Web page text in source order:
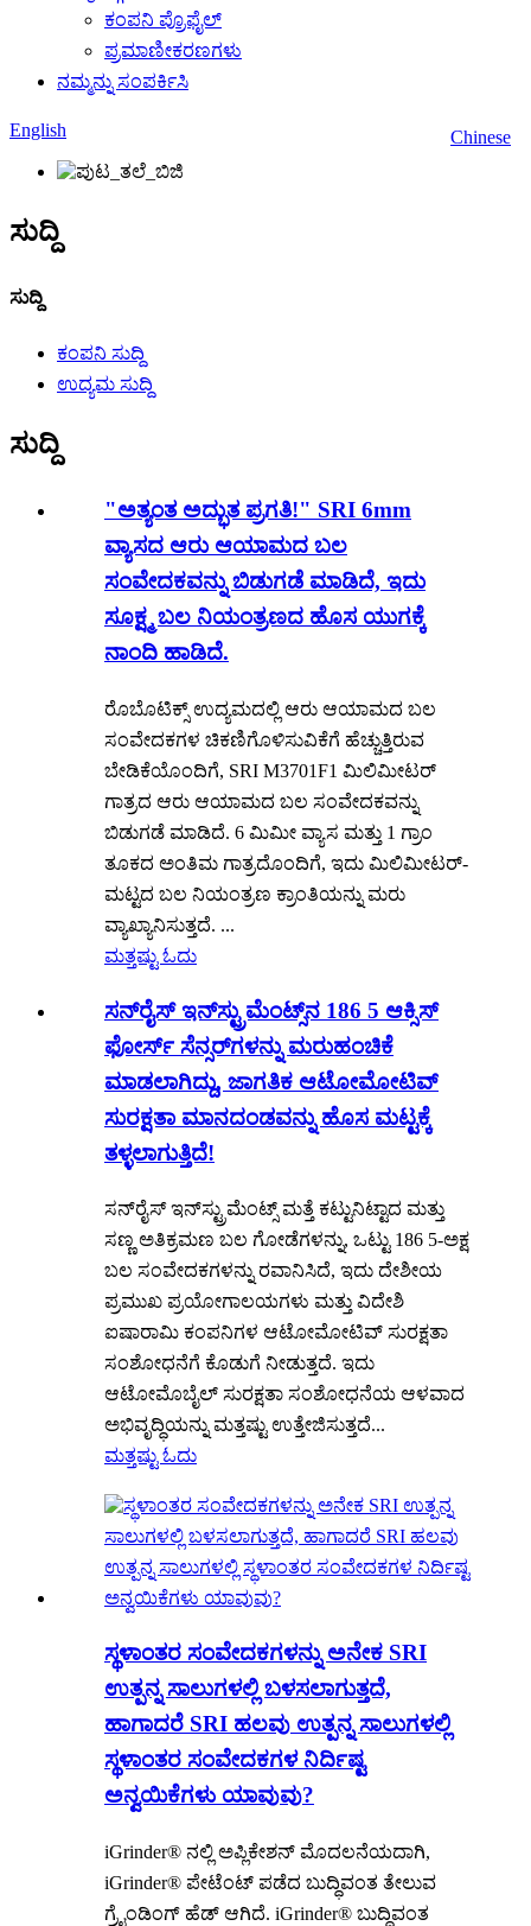
ಕಂಪನಿ ಪ್ರೊಫೈಲ್
ಪ್ರಮಾಣೀಕರಣಗಳು
ನಮ್ಮನ್ನು ಸಂಪರ್ಕಿಸಿ
Chinese
English
ಸುದ್ದಿ
ಸುದ್ದಿ
ಕಂಪನಿ ಸುದ್ದಿ
ಉದ್ಯಮ ಸುದ್ದಿ
ಸುದ್ದಿ
"ಅತ್ಯಂತ ಅದ್ಭುತ ಪ್ರಗತಿ!" SRI 6mm
ವ್ಯಾಸದ ಆರು ಆಯಾಮದ ಬಲ
ಸಂವೇದಕವನ್ನು ಬಿಡುಗಡೆ ಮಾಡಿದೆ, ಇದು
ಸೂಕ್ಷ್ಮ ಬಲ ನಿಯಂತ್ರಣದ ಹೊಸ ಯುಗಕ್ಕೆ
ನಾಂದಿ ಹಾಡಿದೆ.
ರೊಬೊಟಿಕ್ಸ್ ಉದ್ಯಮದಲ್ಲಿ ಆರು ಆಯಾಮದ ಬಲ
ಸಂವೇದಕಗಳ ಚಿಕಣಿಗೊಳಿಸುವಿಕೆಗೆ ಹೆಚ್ಚುತ್ತಿರುವ
ಬೇಡಿಕೆಯೊಂದಿಗೆ, SRI M3701F1 ಮಿಲಿಮೀಟರ್
ಗಾತ್ರದ ಆರು ಆಯಾಮದ ಬಲ ಸಂವೇದಕವನ್ನು
ಬಿಡುಗಡೆ ಮಾಡಿದೆ. 6 ಮಿಮೀ ವ್ಯಾಸ ಮತ್ತು 1 ಗ್ರಾಂ
ತೂಕದ ಅಂತಿಮ ಗಾತ್ರದೊಂದಿಗೆ, ಇದು ಮಿಲಿಮೀಟರ್-
ಮಟ್ಟದ ಬಲ ನಿಯಂತ್ರಣ ಕ್ರಾಂತಿಯನ್ನು ಮರು
ವ್ಯಾಖ್ಯಾನಿಸುತ್ತದೆ. ...
ಮತ್ತಷ್ಟು ಓದು
ಸನ್‌ರೈಸ್ ಇನ್‌ಸ್ಟ್ರುಮೆಂಟ್ಸ್‌ನ 186 5 ಆಕ್ಸಿಸ್
ಫೋರ್ಸ್ ಸೆನ್ಸರ್‌ಗಳನ್ನು ಮರುಹಂಚಿಕೆ
ಮಾಡಲಾಗಿದ್ದು, ಜಾಗತಿಕ ಆಟೋಮೋಟಿವ್
ಸುರಕ್ಷತಾ ಮಾನದಂಡವನ್ನು ಹೊಸ ಮಟ್ಟಕ್ಕೆ
ತಳ್ಳಲಾಗುತ್ತಿದೆ!
ಸನ್‌ರೈಸ್ ಇನ್‌ಸ್ಟ್ರುಮೆಂಟ್ಸ್ ಮತ್ತೆ ಕಟ್ಟುನಿಟ್ಟಾದ ಮತ್ತು
ಸಣ್ಣ ಅತಿಕ್ರಮಣ ಬಲ ಗೋಡೆಗಳನ್ನು, ಒಟ್ಟು 186 5-ಅಕ್ಷ
ಬಲ ಸಂವೇದಕಗಳನ್ನು ರವಾನಿಸಿದೆ, ಇದು ದೇಶೀಯ
ಪ್ರಮುಖ ಪ್ರಯೋಗಾಲಯಗಳು ಮತ್ತು ವಿದೇಶಿ
ಐಷಾರಾಮಿ ಕಂಪನಿಗಳ ಆಟೋಮೋಟಿವ್ ಸುರಕ್ಷತಾ
ಸಂಶೋಧನೆಗೆ ಕೊಡುಗೆ ನೀಡುತ್ತದೆ. ಇದು
ಆಟೋಮೊಬೈಲ್ ಸುರಕ್ಷತಾ ಸಂಶೋಧನೆಯ ಆಳವಾದ
ಅಭಿವೃದ್ಧಿಯನ್ನು ಮತ್ತಷ್ಟು ಉತ್ತೇಜಿಸುತ್ತದೆ...
ಮತ್ತಷ್ಟು ಓದು
ಸ್ಥಳಾಂತರ ಸಂವೇದಕಗಳನ್ನು ಅನೇಕ SRI
ಉತ್ಪನ್ನ ಸಾಲುಗಳಲ್ಲಿ ಬಳಸಲಾಗುತ್ತದೆ,
ಹಾಗಾದರೆ SRI ಹಲವು ಉತ್ಪನ್ನ ಸಾಲುಗಳಲ್ಲಿ
ಸ್ಥಳಾಂತರ ಸಂವೇದಕಗಳ ನಿರ್ದಿಷ್ಟ
ಅನ್ವಯಿಕೆಗಳು ಯಾವುವು?
iGrinder® ನಲ್ಲಿ ಅಪ್ಲಿಕೇಶನ್ ಮೊದಲನೆಯದಾಗಿ,
iGrinder® ಪೇಟೆಂಟ್ ಪಡೆದ ಬುದ್ಧಿವಂತ ತೇಲುವ
ಗ್ರೈಂಡಿಂಗ್ ಹೆಡ್ ಆಗಿದೆ. iGrinder® ಬುದ್ಧಿವಂತ